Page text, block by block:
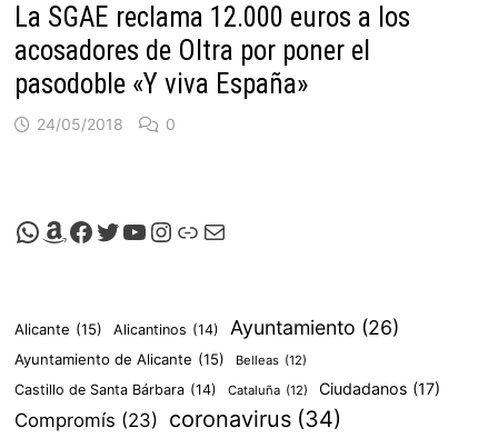
La SGAE reclama 12.000 euros a los
acosadores de Oltra por poner el
pasodoble «Y viva España»
24/05/2018 0
Canal de Whatsapp de Viscalacant
Comprar en Amazon
Facebook de Viscalacant
Twitter de Viscalacant
Canal de Youtube de Viscalacant
Instagram de Viscalacant
Viscalacant en Polkaverse
Correo electrónico
Alicante (15) Alicantinos (14) Ayuntamiento (26)
Ayuntamiento de Alicante (15) Belleas (12)
Castillo de Santa Bárbara (14) Cataluña (12) Ciudadanos (17)
Compromís (23) coronavirus (34)